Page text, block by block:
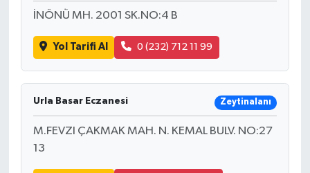
İNÖNÜ MH. 2001 SK.NO:4 B
Yol Tarifi Al 0 (232) 712 11 99
Urla Basar Eczanesi Zeytinalanı
M.FEVZI ÇAKMAK MAH. N. KEMAL BULV. NO:27
13